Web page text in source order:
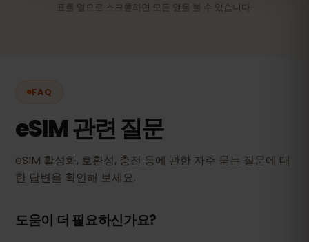
표를 옆으로 스크롤하면 모든 열을 볼 수 있습니다.
FAQ
eSIM 관련 질문
eSIM 활성화, 호환성, 충전 등에 관한 자주 묻는 질문에 대
한 답변을 확인해 보세요.
도움이 더 필요하신가요?